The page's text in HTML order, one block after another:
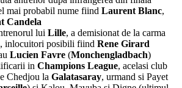
mai probabil nume fiind Laurent Blanc,
Candela
lui Lille, a demisionat de la carma
inlocuitori posibili fiind Rene Girard
Lucien Favre (Monchengladbach)
in Champions League, acelasi club
Chedjou la Galatasaray, urmand si Payet